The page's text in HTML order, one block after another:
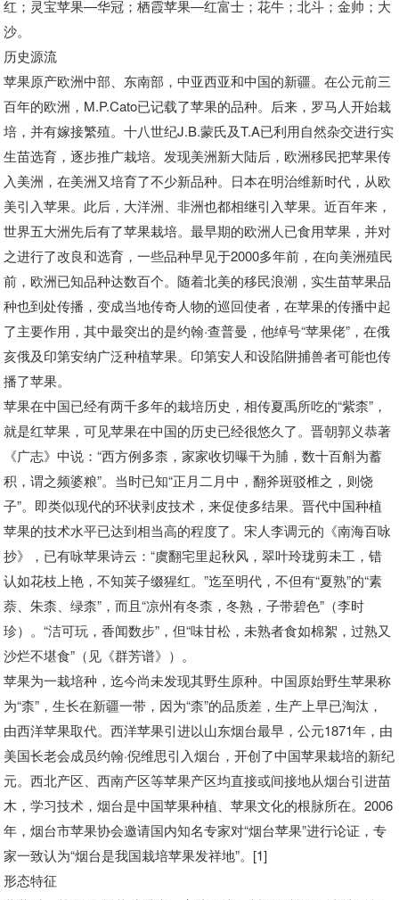
红；灵宝苹果—华冠；栖霞苹果—红富士；花牛；北斗；金帅；大
沙。
历史源流
苹果原产欧洲中部、东南部，中亚西亚和中国的新疆。在公元前三
百年的欧洲，M.P.Cato已记载了苹果的品种。后来，罗马人开始栽
培，并有嫁接繁殖。十八世纪J.B.蒙氏及T.A已利用自然杂交进行实
生苗选育，逐步推广栽培。发现美洲新大陆后，欧洲移民把苹果传
入美洲，在美洲又培育了不少新品种。日本在明治维新时代，从欧
美引入苹果。此后，大洋洲、非洲也都相继引入苹果。近百年来，
世界五大洲先后有了苹果栽培。最早期的欧洲人已食用苹果，并对
之进行了改良和选育，一些品种早见于2000多年前，在向美洲殖民
前，欧洲已知品种达数百个。随着北美的移民浪潮，实生苗苹果品
种也到处传播，变成当地传奇人物的巡回使者，在苹果的传播中起
了主要作用，其中最突出的是约翰·查普曼，他绰号“苹果佬”，在俄
亥俄及印第安纳广泛种植苹果。印第安人和设陷阱捕兽者可能也传
播了苹果。
苹果在中国已经有两千多年的栽培历史，相传夏禹所吃的“紫柰”，
就是红苹果，可见苹果在中国的历史已经很悠久了。晋朝郭义恭著
《广志》中说：“西方例多柰，家家收切曝干为脯，数十百斛为蓄
积，谓之频婆粮”。当时已知“正月二月中，翻斧斑驳椎之，则饶
子”。即类似现代的环状剥皮技术，来促使多结果。晋代中国种植
苹果的技术水平已达到相当高的程度了。宋人李调元的《南海百咏
抄》，已有咏苹果诗云：“虞翻宅里起秋风，翠叶玲珑剪未工，错
认如花枝上艳，不知荚子缀猩红。”迄至明代，不但有“夏熟”的“素
萘、朱柰、绿柰”，而且“凉州有冬柰，冬熟，子带碧色”（李时
珍）。“洁可玩，香闻数步”，但“味甘松，未熟者食如棉絮，过熟又
沙烂不堪食”（见《群芳谱》）。
苹果为一栽培种，迄今尚未发现其野生原种。中国原始野生苹果称
为“柰”，生长在新疆一带，因为“柰”的品质差，生产上早已淘汰，
由西洋苹果取代。西洋苹果引进以山东烟台最早，公元1871年，由
美国长老会成员约翰·倪维思引入烟台，开创了中国苹果栽培的新纪
元。西北产区、西南产区等苹果产区均直接或间接地从烟台引进苗
木，学习技术，烟台是中国苹果种植、苹果文化的根脉所在。2006
年，烟台市苹果协会邀请国内知名专家对“烟台苹果”进行论证，专
家一致认为“烟台是我国栽培苹果发祥地”。[1]
形态特征